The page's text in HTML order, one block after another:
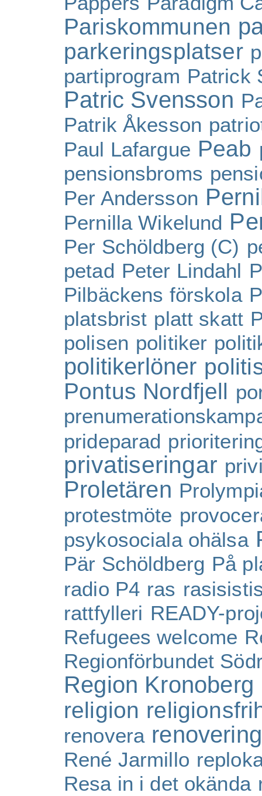
Pariskommunen
parkeringsplatser
partiprogram Patrick
Patric Svensson
Patrik Åkesson
Paul Lafargue Peab
pensionsbroms
Per Andersson
Pernilla Wikelund
Per Schöldberg (C)
petad Peter Lindahl
Pilbäckens förskola
platsbrist platt skatt
polisen politiker
politikerlöner
Pontus Nordfjell
prideparad
privatiseringar
Proletären
protestmöte
psykosociala ohälsa
Pär Schöldberg På
radio P4 ras
rattfylleri READY-
Refugees welcome
Regionförbundet
Region Kronoberg
religion
renovera renovering
René Jarmillo
Resa in i det okända